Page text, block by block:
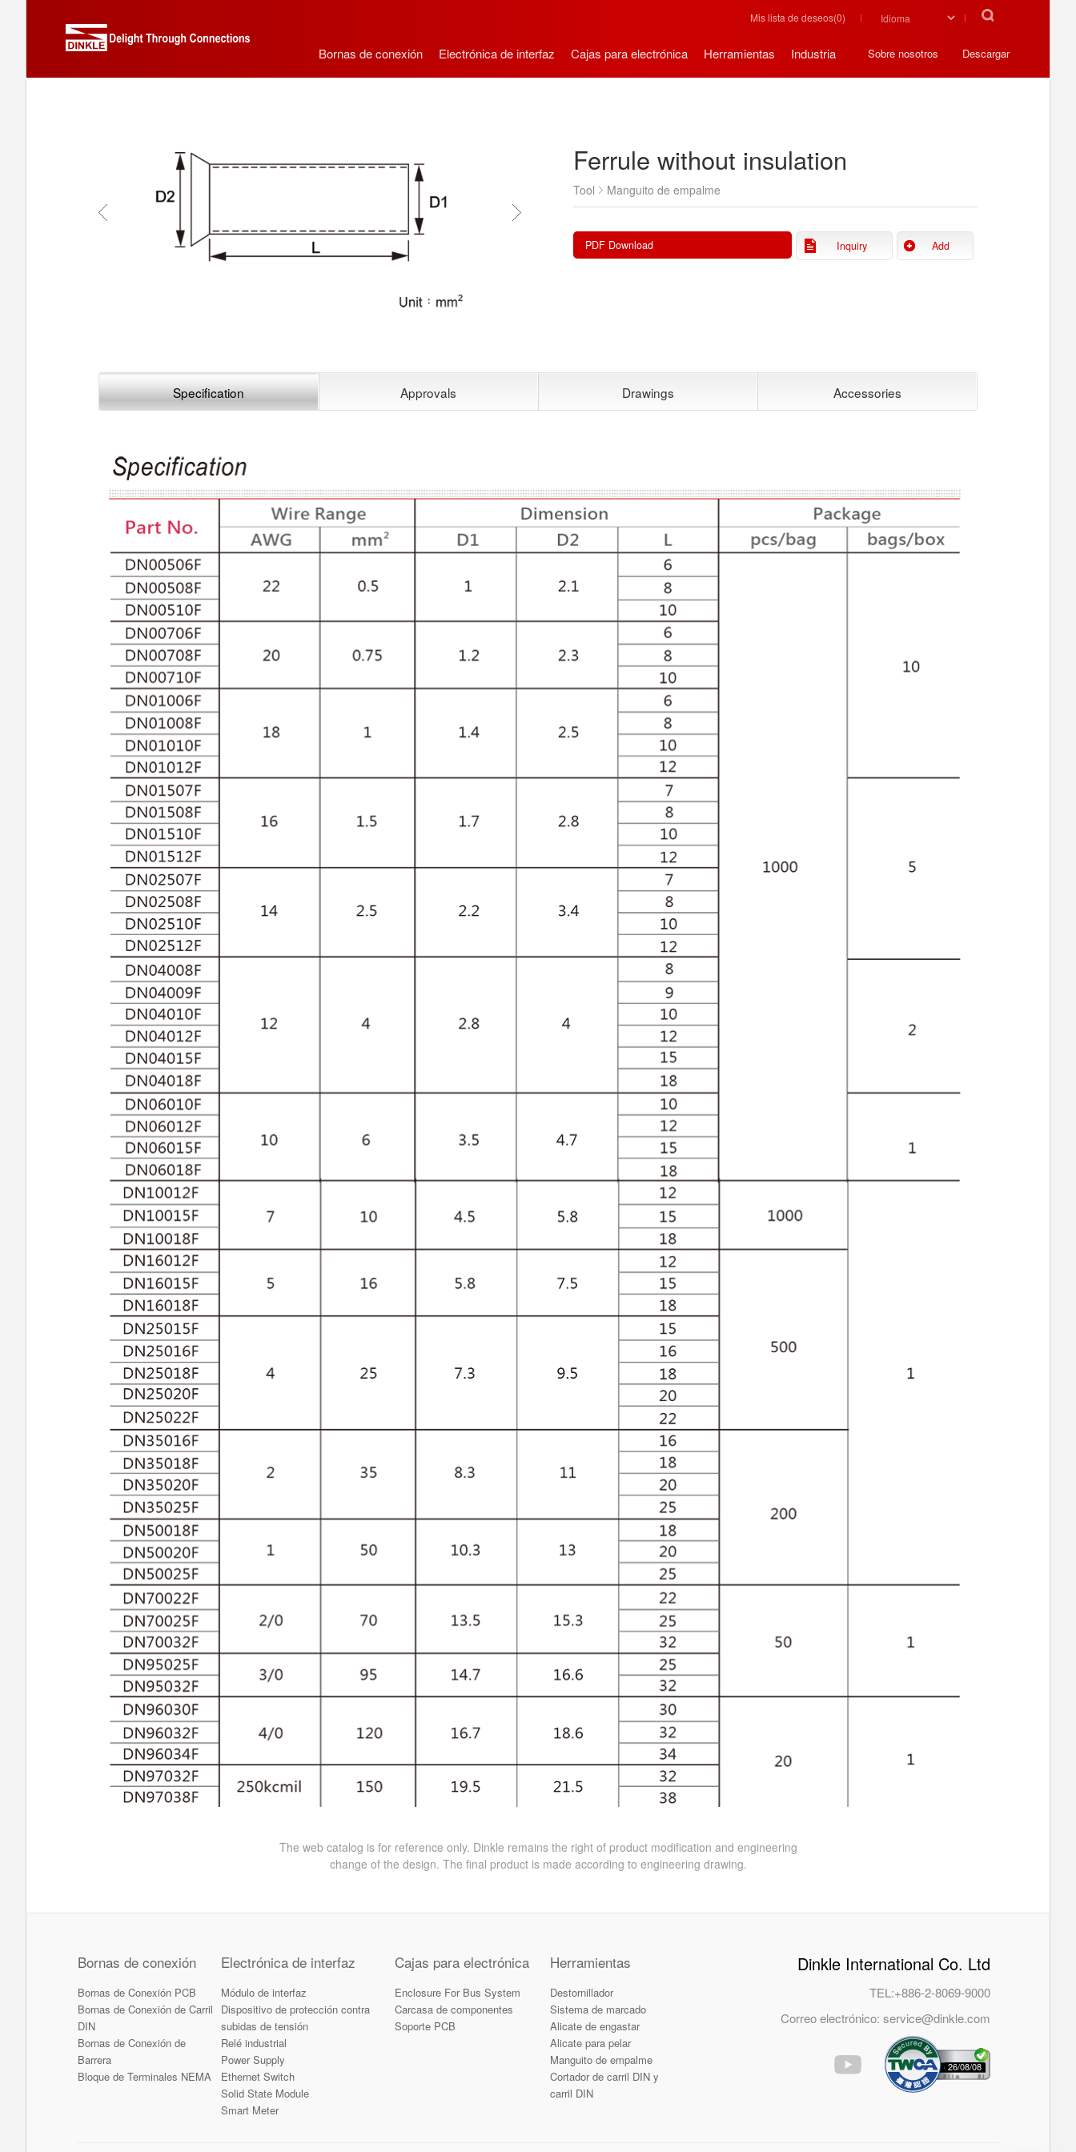
Mis lista de deseos(0)
Bornas de conexión Electrónica de interfaz Cajas para electrónica Herramientas Industria Sobre nosotros Descargar
Ferrule without insulation
Tool Manguito de empalme
PDF Download Inquiry Add
Specification Approvals Drawings Accessories
The web catalog is for reference only. Dinkle remains the right of product modification and engineering
change of the design. The final product is made according to engineering drawing.
Bornas de conexión
Bornas de Conexión PCB
Bornas de Conexión de Carril
DIN
Bornas de Conexión de
Barrera
Bloque de Terminales NEMA
Electrónica de interfaz
Módulo de interfaz
Dispositivo de protección contra
subidas de tensión
Relé industrial
Power Supply
Ethernet Switch
Solid State Module
Smart Meter
Cajas para electrónica
Enclosure For Bus System
Carcasa de componentes
Soporte PCB
Herramientas
Destornillador
Sistema de marcado
Alicate de engastar
Alicate para pelar
Manguito de empalme
Cortador de carril DIN y
carril DIN
Dinkle International Co. Ltd
TEL:+886-2-8069-9000
Correo electrónico:service@dinkle.com
26/08/08